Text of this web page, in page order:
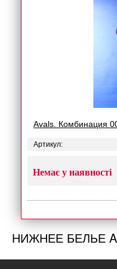
Avals. Комбинация
Артикул:
Немає у наявності
НИЖНЕЕ БЕЛЬЕ